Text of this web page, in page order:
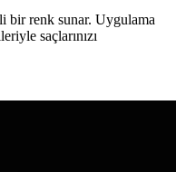
bir renk sunar. Uygulama
saçlarınızı